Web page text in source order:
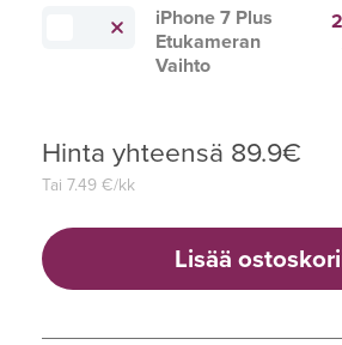
iPhone 7 Plus
Etukameran
Vaihto
Hinta yhteensä 89.9€
Tai 7.49 €/kk
Lisää